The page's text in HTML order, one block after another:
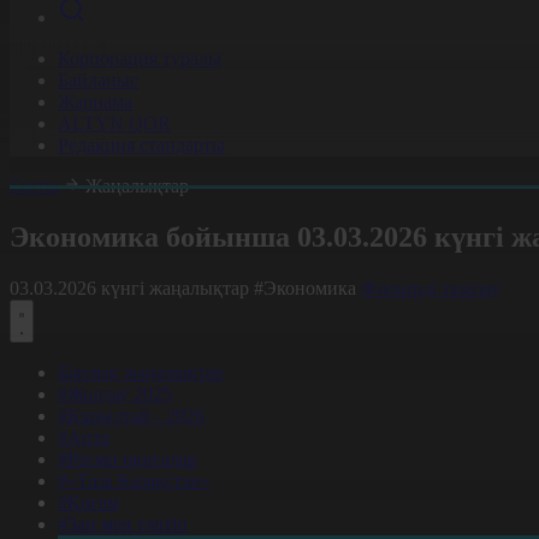
Корпорация туралы
Байланыс
Жарнама
ALTYN QOR
Редакция стандарты
Басты
Жаңалықтар
Экономика бойынша 03.03.2026 күнгі
03.03.2026 күнгі жаңалықтар #Экономика Фильтрді тазалау
Барлық жаңалықтар
#Жолдау 2025
#Құрылтай - 2026
#Апта
#Ресми оқиғалар
#«Таза Қазақстан»
#Қоғам
#Заң мен тәртіп